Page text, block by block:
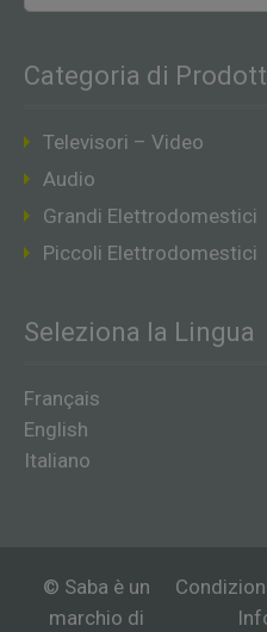
Categoria di
Televisori – Video
Audio
Grandi Elettrodomestici
Piccoli Elettrodomestici
Seleziona la Lingua
Français
English
Italiano
© Saba è un
marchio di